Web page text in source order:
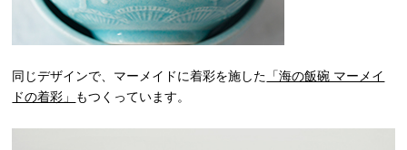
同じデザインで、マーメイドに着彩を施した 「海の飯碗 マーメイ
ドの着彩」 もつくっています。